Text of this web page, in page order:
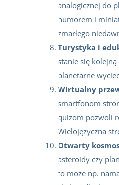
analogicznej do
humorem i
zmarłego
Turystyka i
stanie się
planetarne
Wirtualny
smartfonom
quizom pozwoli
Wielojęzyczna
Otwarty
asteroidy czy
to może np.